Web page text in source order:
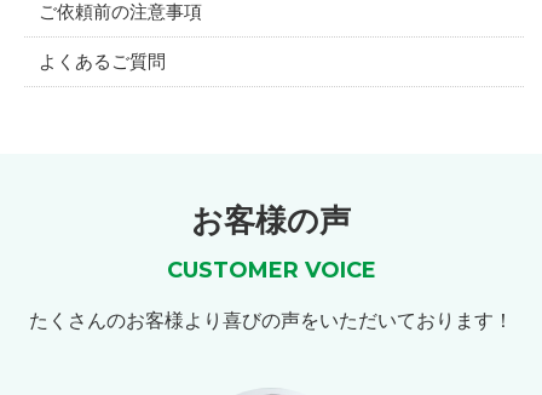
ご依頼前の注意事項
よくあるご質問
お客様の声
CUSTOMER VOICE
たくさんのお客様より喜びの声をいただいております！